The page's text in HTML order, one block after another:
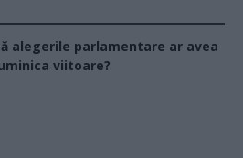
alegerile parlamentare ar avea
viitoare?